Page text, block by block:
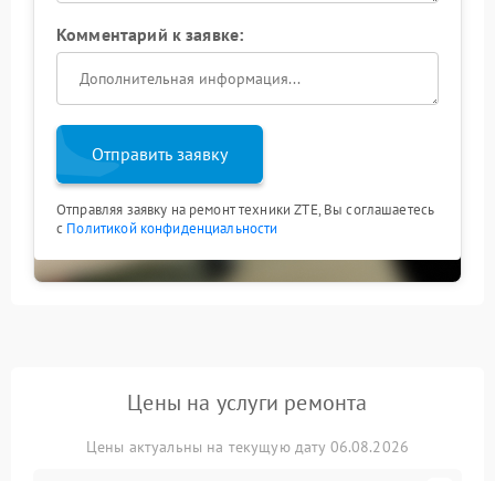
Комментарий к заявке:
Отправить заявку
Отправляя заявку на ремонт техники ZTE, Вы соглашаетесь
с Политикой конфиденциальности
Цены на услуги ремонта
Цены актуальны на текущую дату 06.08.2026